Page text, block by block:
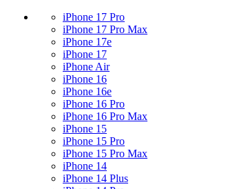
iPhone 17 Pro
iPhone 17 Pro Max
iPhone 17e
iPhone 17
iPhone Air
iPhone 16
iPhone 16e
iPhone 16 Pro
iPhone 16 Pro Max
iPhone 15
iPhone 15 Pro
iPhone 15 Pro Max
iPhone 14
iPhone 14 Plus